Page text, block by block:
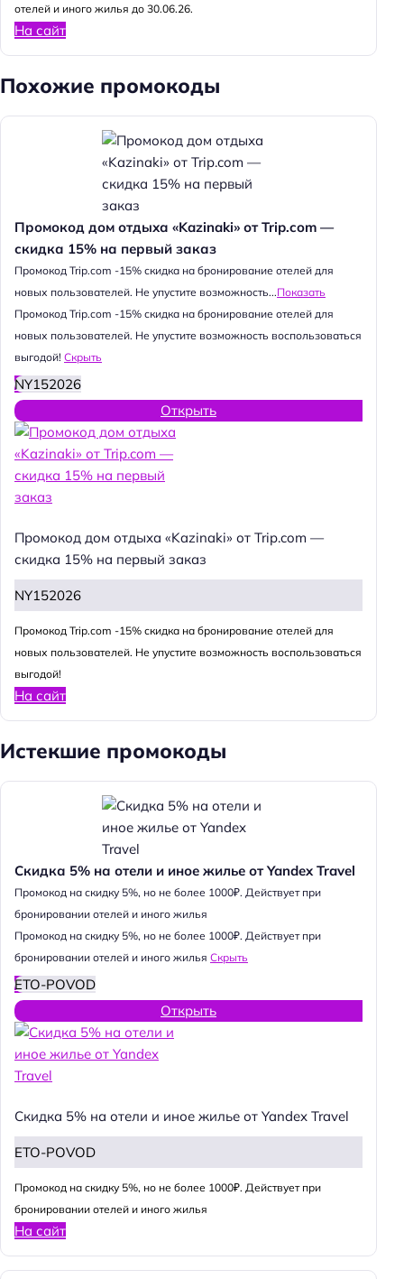
отелей и иного жилья до 30.06.26.
На сайт
Похожие промокоды
Промокод дом отдыха «Kazinaki» от Trip.com —
скидка 15% на первый заказ
Промокод Trip.com -15% скидка на бронирование отелей для
новых пользователей. Не упустите возможность...Показать
Промокод Trip.com -15% скидка на бронирование отелей для
новых пользователей. Не упустите возможность воспользоваться
выгодой! Скрыть
NY152026
Открыть
Промокод дом отдыха «Kazinaki» от Trip.com —
скидка 15% на первый заказ
NY152026
Промокод Trip.com -15% скидка на бронирование отелей для
новых пользователей. Не упустите возможность воспользоваться
выгодой!
На сайт
Истекшие промокоды
Скидка 5% на отели и иное жилье от Yandex Travel
Промокод на скидку 5%, но не более 1000₽. Действует при
бронировании отелей и иного жилья
Промокод на скидку 5%, но не более 1000₽. Действует при
бронировании отелей и иного жилья Скрыть
ETO-POVOD
Открыть
Скидка 5% на отели и иное жилье от Yandex Travel
ETO-POVOD
Промокод на скидку 5%, но не более 1000₽. Действует при
бронировании отелей и иного жилья
На сайт